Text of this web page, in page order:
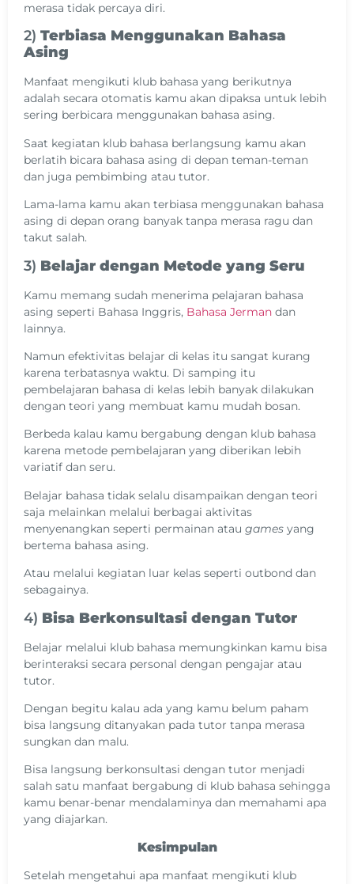
merasa tidak percaya diri.
2) Terbiasa Menggunakan Bahasa
Asing
Manfaat mengikuti klub bahasa yang berikutnya
adalah secara otomatis kamu akan dipaksa untuk lebih
sering berbicara menggunakan bahasa asing.
Saat kegiatan klub bahasa berlangsung kamu akan
berlatih bicara bahasa asing di depan teman-teman
dan juga pembimbing atau tutor.
Lama-lama kamu akan terbiasa menggunakan bahasa
asing di depan orang banyak tanpa merasa ragu dan
takut salah.
3) Belajar dengan Metode yang Seru
Kamu memang sudah menerima pelajaran bahasa
asing seperti Bahasa Inggris, Bahasa Jerman dan
lainnya.
Namun efektivitas belajar di kelas itu sangat kurang
karena terbatasnya waktu. Di samping itu
pembelajaran bahasa di kelas lebih banyak dilakukan
dengan teori yang membuat kamu mudah bosan.
Berbeda kalau kamu bergabung dengan klub bahasa
karena metode pembelajaran yang diberikan lebih
variatif dan seru.
Belajar bahasa tidak selalu disampaikan dengan teori
saja melainkan melalui berbagai aktivitas
menyenangkan seperti permainan atau games yang
bertema bahasa asing.
Atau melalui kegiatan luar kelas seperti outbond dan
sebagainya.
4) Bisa Berkonsultasi dengan Tutor
Belajar melalui klub bahasa memungkinkan kamu bisa
berinteraksi secara personal dengan pengajar atau
tutor.
Dengan begitu kalau ada yang kamu belum paham
bisa langsung ditanyakan pada tutor tanpa merasa
sungkan dan malu.
Bisa langsung berkonsultasi dengan tutor menjadi
salah satu manfaat bergabung di klub bahasa sehingga
kamu benar-benar mendalaminya dan memahami apa
yang diajarkan.
Kesimpulan
Setelah mengetahui apa manfaat mengikuti klub